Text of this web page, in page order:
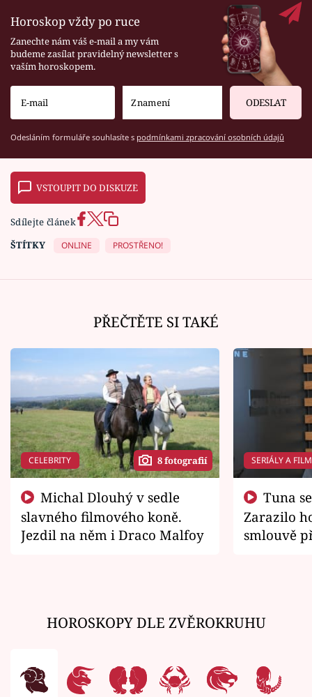
Horoskop vždy po ruce
Zanechte nám váš e-mail a my vám
budeme zasílat pravidelný newsletter s
vaším horoskopem.
ODESLAT
Odesláním formuláře souhlasíte s podmínkami zpracování osobních údajů
VSTOUPIT DO DISKUZE
Sdílejte článek
ŠTÍTKY
ONLINE PROSTŘENO!
PŘEČTĚTE SI TAKÉ
CELEBRITY 8 fotografií
slavného filmového koně.
Jezdil na něm i Draco Malfoy
SERIÁLY A
Zarazilo
smlouvě
HOROSKOPY DLE ZVĚROKRUHU